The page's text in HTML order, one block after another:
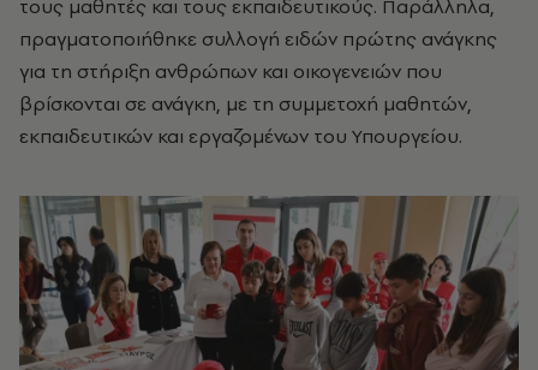
τους μαθητές και τους εκπαιδευτικούς. Παράλληλα,
πραγματοποιήθηκε συλλογή ειδών πρώτης ανάγκης
για τη στήριξη ανθρώπων και οικογενειών που
βρίσκονται σε ανάγκη, με τη συμμετοχή μαθητών,
εκπαιδευτικών και εργαζομένων του Υπουργείου.